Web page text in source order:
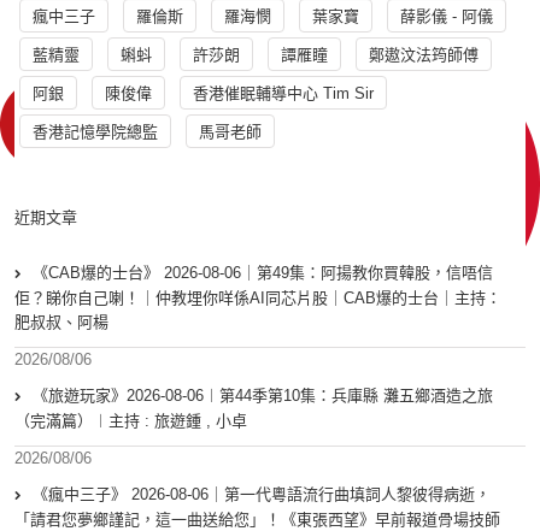
瘋中三子 羅倫斯 羅海憫 葉家寶 薛影儀 - 阿儀
藍精靈 蝌蚪 許莎朗 譚雁瞳 鄭遨汶法筠師傅
阿銀 陳俊偉 香港催眠輔導中心 Tim Sir
香港記憶學院總監 馬哥老師
近期文章
《CAB爆的士台》 2026-08-06｜第49集：阿揚教你買韓股，信唔信
佢？睇你自己喇！｜仲教埋你咩係AI同芯片股｜CAB爆的士台｜主持：
肥叔叔、阿楊
2026/08/06
《旅遊玩家》2026-08-06︱第44季第10集：兵庫縣 灘五鄉酒造之旅
（完滿篇）︱主持 : 旅遊鍾 , 小卓
2026/08/06
《瘋中三子》 2026-08-06｜第一代粵語流行曲填詞人黎彼得病逝，
「請君您夢鄉謹記，這一曲送給您」！《東張西望》早前報道骨場技師